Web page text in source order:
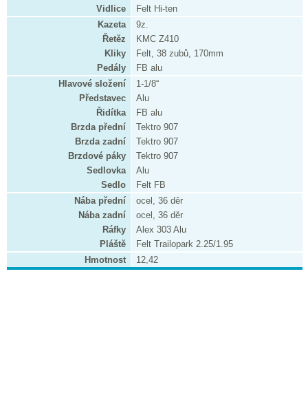
Vidlice
Felt Hi-ten
Kazeta
9z.
Řetěz
KMC Z410
Kliky
Felt, 38 zubů, 170mm
Pedály
FB alu
Hlavové složení
1-1/8“
Představec
Alu
Řidítka
FB alu
Brzda přední
Tektro 907
Brzda zadní
Tektro 907
Brzdové páky
Tektro 907
Sedlovka
Alu
Sedlo
Felt FB
Nába přední
ocel, 36 děr
Nába zadní
ocel, 36 děr
Ráfky
Alex 303 Alu
Pláště
Felt Trailopark 2.25/1.95
Hmotnost
12,42